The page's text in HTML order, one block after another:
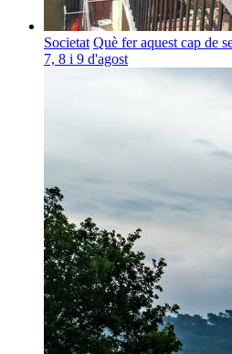
Societat Què fer aquest cap de
7, 8 i 9 d'agost